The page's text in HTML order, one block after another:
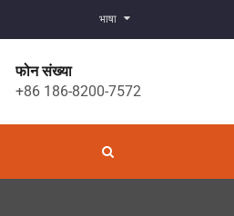
भाषा
फोन संख्या
+86 186-8200-7572